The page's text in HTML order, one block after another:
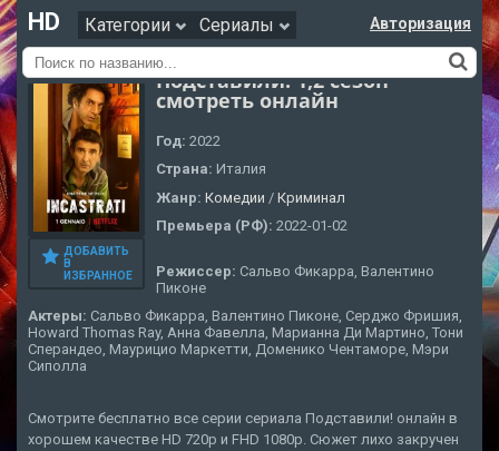
HD Категории Сериалы Авторизация
ДОБАВИТЬ
В
ИЗБРАННОЕ
Подставили! 1,2 сезон
смотреть онлайн
Год: 2022
Страна: Италия
Жанр: Комедии / Криминал
Премьера (РФ): 2022-01-02
Режиссер: Сальво Фикарра, Валентино
Пиконе
Актеры: Сальво Фикарра, Валентино Пиконе, Серджо Фришия,
Howard Thomas Ray, Анна Фавелла, Марианна Ди Мартино, Тони
Сперандео, Маурицио Маркетти, Доменико Чентаморе, Мэри
Сиполла
Смотрите бесплатно все серии сериала Подставили! онлайн в
хорошем качестве HD 720p и FHD 1080p. Сюжет лихо закручен